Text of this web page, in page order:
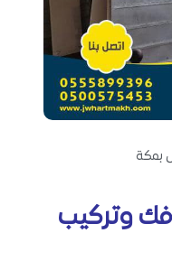
بمكة
وتركيب